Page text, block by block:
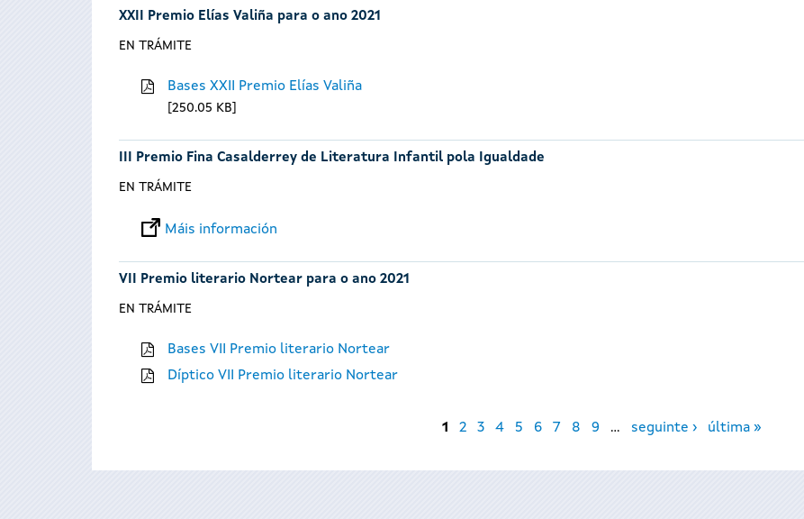
XXII Premio Elías Valiña para o ano 2021
EN TRÁMITE
Bases XXII Premio Elías Valiña
250.05 KB
III Premio Fina Casalderrey de Literatura Infantil pola Igualdade
EN TRÁMITE
Máis información
VII Premio literario Nortear para o ano 2021
EN TRÁMITE
Bases VII Premio literario Nortear
Díptico VII Premio literario Nortear
1 2 3 4 5 6 7 8 9 … seguinte › última »